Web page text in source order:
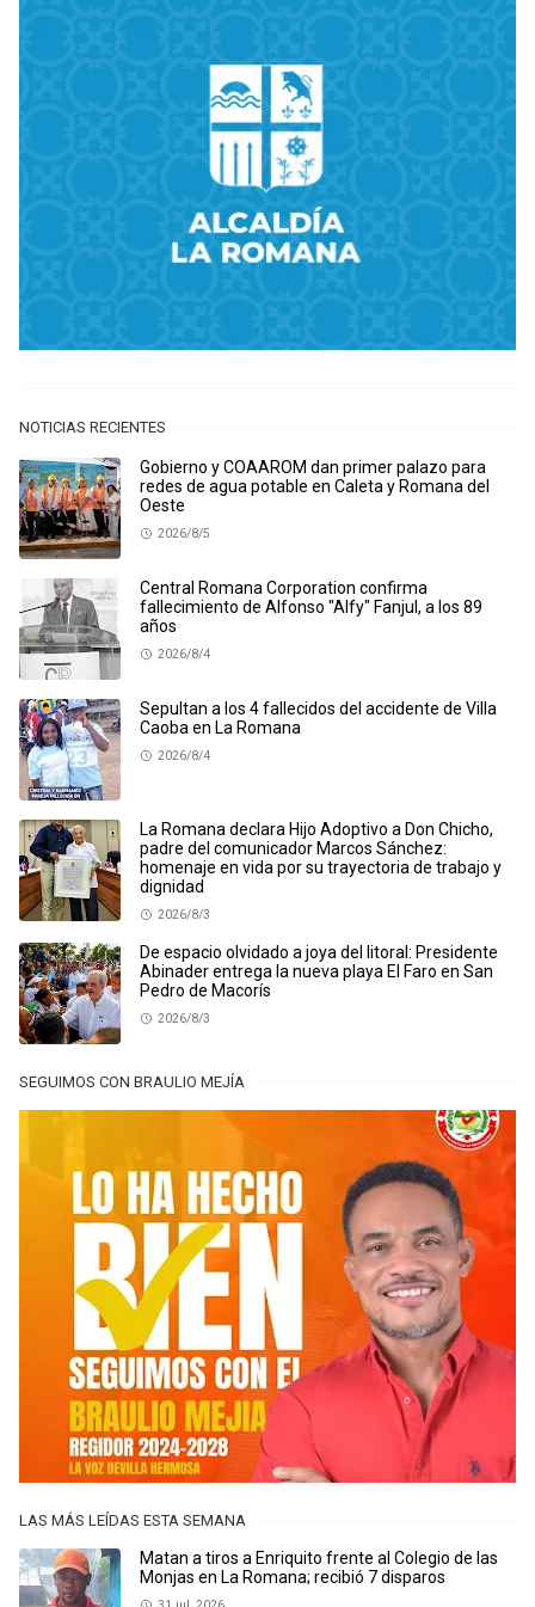
NOTICIAS RECIENTES
Gobierno y COAAROM dan primer palazo para
redes de agua potable en Caleta y Romana del
Oeste
2026/8/5
Central Romana Corporation confirma
fallecimiento de Alfonso "Alfy" Fanjul, a los 89
años
2026/8/4
Sepultan a los 4 fallecidos del accidente de Villa
Caoba en La Romana
2026/8/4
La Romana declara Hijo Adoptivo a Don Chicho,
padre del comunicador Marcos Sánchez:
homenaje en vida por su trayectoria de trabajo y
dignidad
2026/8/3
De espacio olvidado a joya del litoral: Presidente
Abinader entrega la nueva playa El Faro en San
Pedro de Macorís
2026/8/3
SEGUIMOS CON BRAULIO MEJÍA
LAS MÁS LEÍDAS ESTA SEMANA
Matan a tiros a Enriquito frente al Colegio de las
Monjas en La Romana; recibió 7 disparos